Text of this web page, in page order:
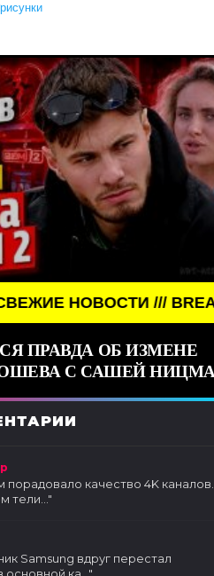
/// BREAKING
ПРАВДА ОБ ИЗМЕНЕ
С САШЕЙ
порадовало качество 4K каналов.
тели..."
Samsung вдруг перестал